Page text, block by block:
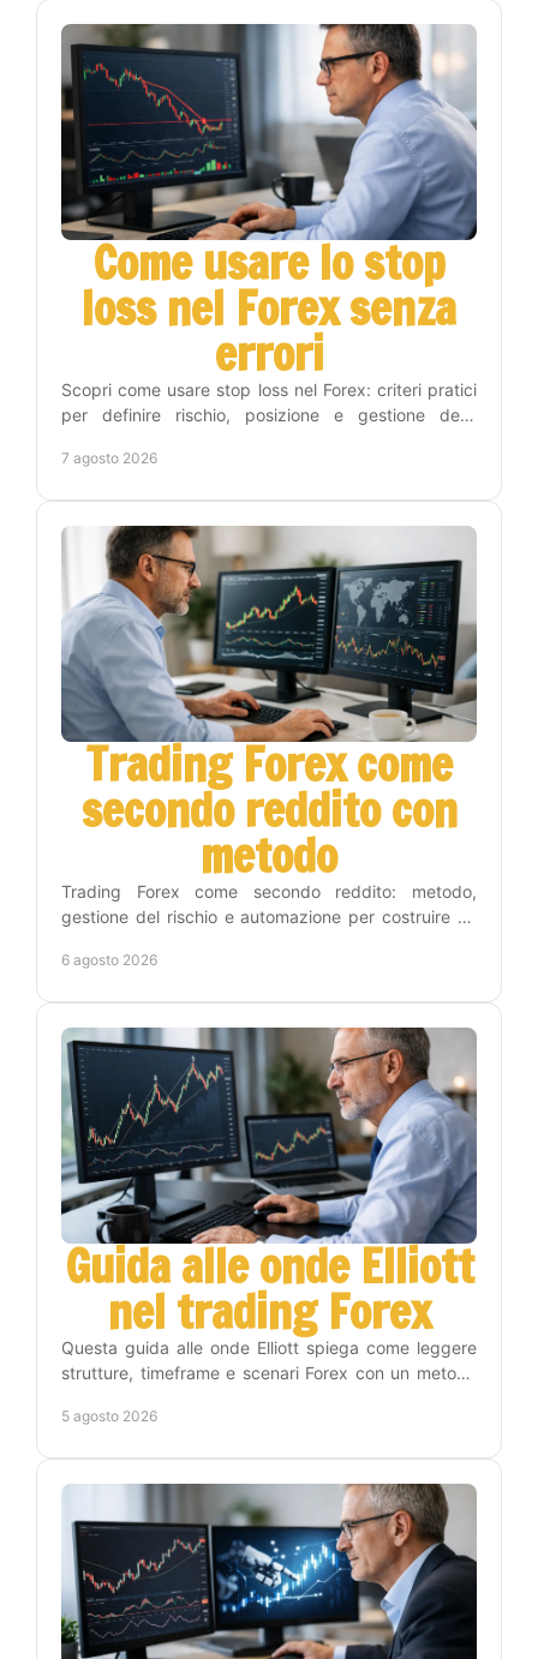
Come usare lo stop
loss nel Forex senza
errori
Scopri come usare stop loss nel Forex: criteri pratici
per definire rischio, posizione e gestione delle
7 agosto 2026
Trading Forex come
secondo reddito con
metodo
Trading Forex come secondo reddito: metodo,
gestione del rischio e automazione per costruire un
giorno.
6 agosto 2026
Guida alle onde Elliott
nel trading Forex
Questa guida alle onde Elliott spiega come leggere
strutture, timeframe e scenari Forex con un metodo
5 agosto 2026